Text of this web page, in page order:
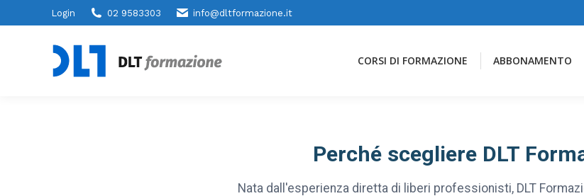
Login 02 9583303 info@dltformazione.it
CORSI DI FORMAZIONE ABBONAMENTO
Perché scegliere DLT
Nata dall'esperienza diretta di liberi professionisti, DLT